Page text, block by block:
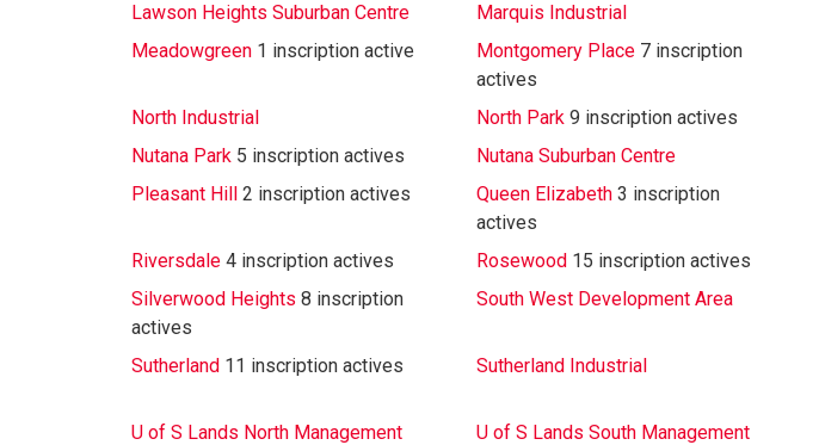
Lawson Heights Suburban Centre
Marquis Industrial
Meadowgreen 1 inscription active Montgomery Place 7 inscription
actives
North Industrial North Park 9 inscription actives
Nutana Park 5 inscription actives Nutana Suburban Centre
Pleasant Hill 2 inscription actives Queen Elizabeth 3 inscription
actives
Riversdale 4 inscription actives Rosewood 15 inscription actives
Silverwood Heights 8 inscription
actives
South West Development Area
Sutherland 11 inscription actives Sutherland Industrial
U of S Lands North Management
U of S Lands South Management